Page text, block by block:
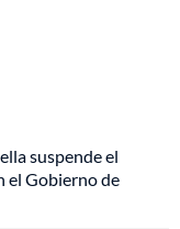
suspende el
el Gobierno de